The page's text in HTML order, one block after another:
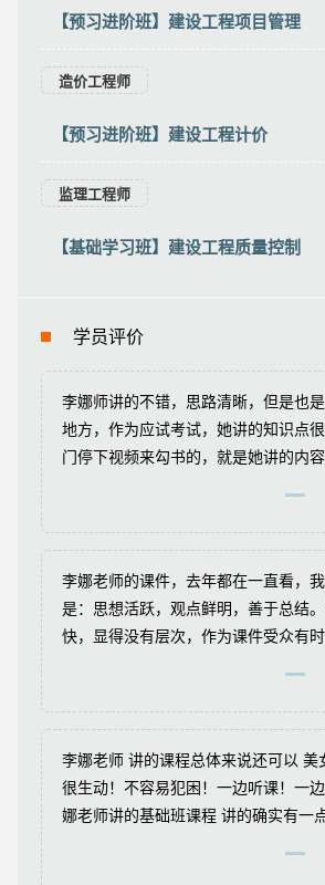
【预习进阶班】建设工程项目管理
造价工程师
【预习进阶班】建设工程计价
监理工程师
【基础学习班】建设工程质量控制
学员评价
李娜师讲的不错，思路清晰，但是也
地方，作为应试考试，她讲的知识点
门停下视频来勾书的，就是她讲的内
李娜老师的课件，去年都在一直看，
是：思想活跃，观点鲜明，善于总结
快，显得没有层次，作为课件受众有时
李娜老师 讲的课程总体来说还可以 美
很生动！不容易犯困！一边听课！一
娜老师讲的基础班课程 讲的确实有一